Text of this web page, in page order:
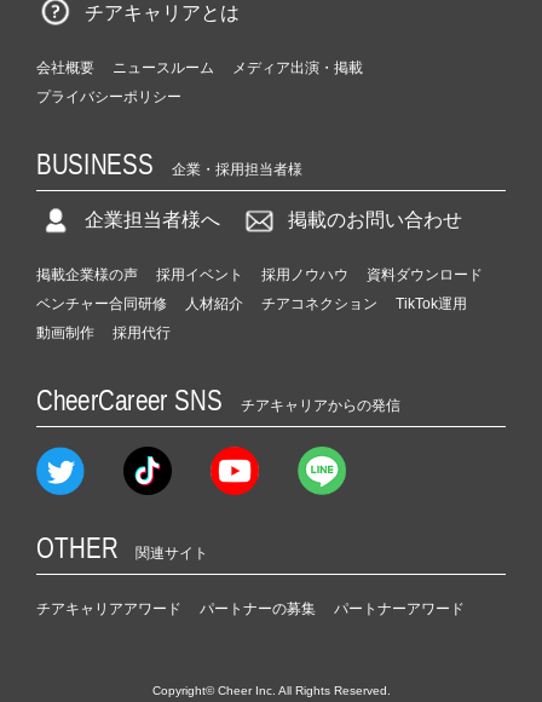
チアキャリアとは
会社概要 ニュースルーム
メディア出演・掲載
プライバシーポリシー
BUSINESS 企業・採用担当者様
企業担当者様へ 掲載のお問い合わせ
掲載企業様の声 採用イベント 採用ノウハウ
資料ダウンロード
ベンチャー合同研修
人材紹介 チアコネクション
TikTok運用
動画制作
採用代行
CheerCareer SNS チアキャリアからの発信
OTHER 関連サイト
チアキャリアアワード パートナーの募集 パートナーアワード
Copyright© Cheer Inc. All Rights Reserved.